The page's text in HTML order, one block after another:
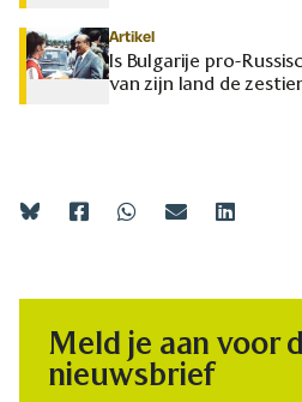
Artikel
Is Bulgarije pro-
van zijn land de
Meld je aan voor
nieuwsbrief